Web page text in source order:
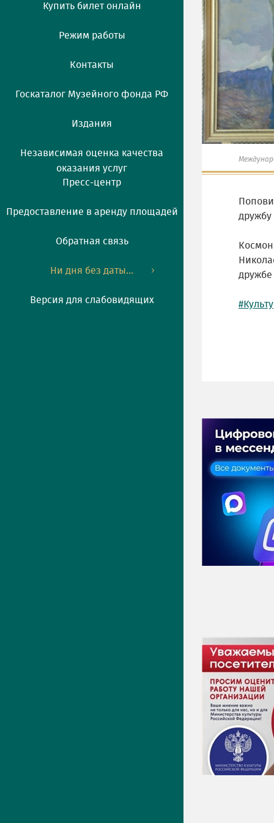
Купить билет онлайн
Режим работы
Контакты
Госкаталог Музейного фонда РФ
Издания
Независимая оценка качества
оказания услуг
Пресс-центр
Предоставление в аренду площадей
Обратная связь
Ни дня без даты...
Версия для слабовидящих